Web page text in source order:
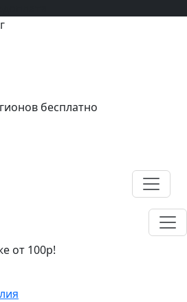
бесплатно
от 100р!